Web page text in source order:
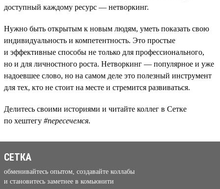
доступный каждому ресурс — нетворкинг.
Нужно быть открытым к новым людям, уметь показать свою
индивидуальность и компетентность. Это простые
и эффективные способы не только для профессионального,
но и для личностного роста. Нетворкинг — популярное и уже
надоевшее слово, но на самом деле это полезный инструмент
для тех, кто не стоит на месте и стремится развиваться.
Делитесь своими историями и читайте коллег в Сетке
по хештегу #пересечемся.
СЕТКА
обменивайтесь опытом, создавайте коллабы
и становитесь заметнее в комьюнити